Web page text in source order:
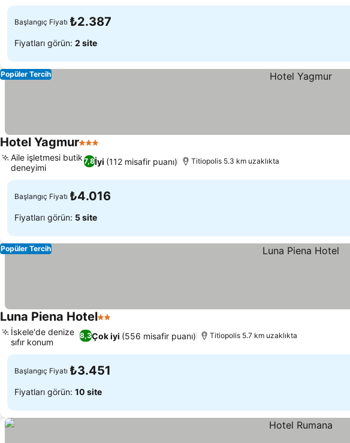
Başlangıç Fiyatı ₺2.387
Fiyatları görün: 2 site
Popüler Tercih
Hotel Yagmur3 Yıldız
7,8İyi (112 misafir puanı)
Aile işletmesi butik
deneyimi
Titiopolis 5.3 km uzaklıkta
Başlangıç Fiyatı ₺4.016
Fiyatları görün: 5 site
Popüler Tercih
Luna Piena Hotel2 Yıldız
8,3Çok iyi (556 misafir puanı)
İskele'de denize
sıfır konum
Titiopolis 5.7 km uzaklıkta
Başlangıç Fiyatı ₺3.451
Fiyatları görün: 10 site